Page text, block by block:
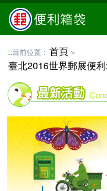
:::目前位置： 首頁 ＞
臺北2016世界郵展便